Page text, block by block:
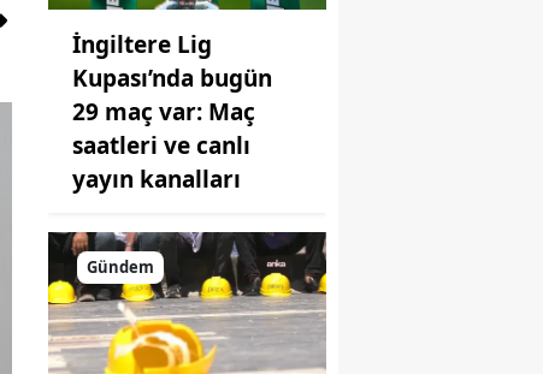
İngiltere Lig
Kupası’nda bugün
29 maç var: Maç
saatleri ve canlı
yayın kanalları
Gündem